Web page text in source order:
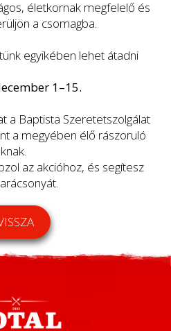
életkornak megfelelő és
a csomagba.
egyikében lehet átadni
1–15.
a Baptista Szeretetszolgálat
a megyében élő rászoruló
az akcióhoz, és segítesz